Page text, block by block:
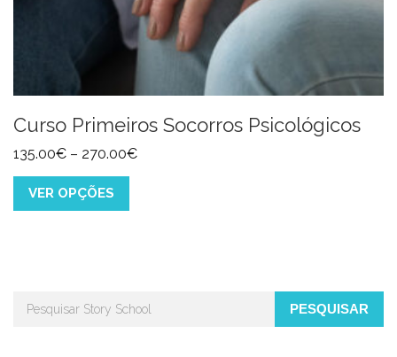
Curso Primeiros Socorros Psicológicos
135.00€ – 270.00€
VER OPÇÕES
PESQUISAR